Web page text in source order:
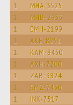
1 MHA-3525
1 MHB-2935
1 EMH-2199
1 AKE-8251
1 KAM-8450
1 AXH-7200
1 ZAB-3824
1 EMZ-7450
1 INK-7517